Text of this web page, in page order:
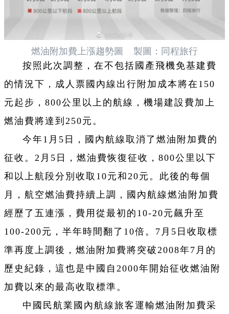
燃油附加費上漲趨勢圖 製圖：同程旅行
按照此次調整，在不包括國產飛機免基建費
的情況下，成人票國內線出行附加成本將在150
元起步，800公里以上的航線，機場建設費加上
燃油費將達到250元。
今年1月5日，國內航線取消了燃油附加費的
征收。2月5日，燃油費恢復征收，800公里以下
和以上航段分別收取10元和20元。此後的每個
月，航空燃油費持續上調，國內航線燃油附加費
經歷了五連漲，費用從最初的10-20元飆升至
100-200元，半年時間翻了10倍。 7月5日收取標
準再度上調後，燃油附加費將突破2008年7月的
歷史紀錄，這也是中國自2000年開始征收燃油附
加費以來的最高收取標準。
中國民航業國內航線旅客運輸燃油附加費采